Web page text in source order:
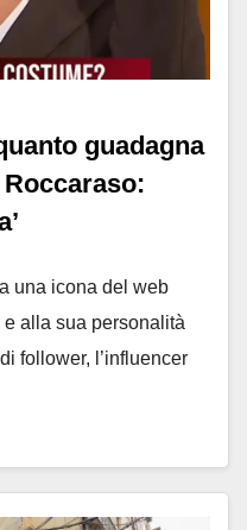
guadagna
Roccaraso:
una icona del web
alla sua personalità
follower, l’influencer